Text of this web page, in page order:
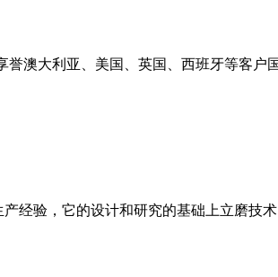
誉澳大利亚、美国、英国、西班牙等客
经验，它的设计和研究的基础上立磨